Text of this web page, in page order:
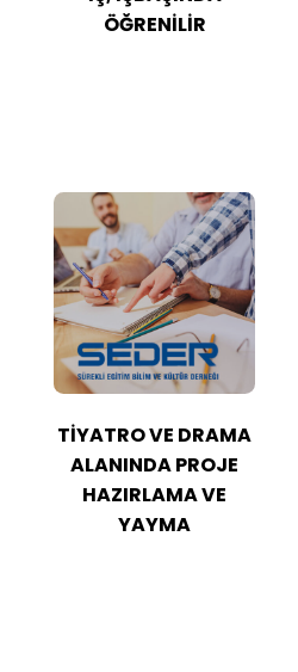
ÖĞRENİLİR
TİYATRO VE DRAMA
ALANINDA PROJE
HAZIRLAMA VE
YAYMA